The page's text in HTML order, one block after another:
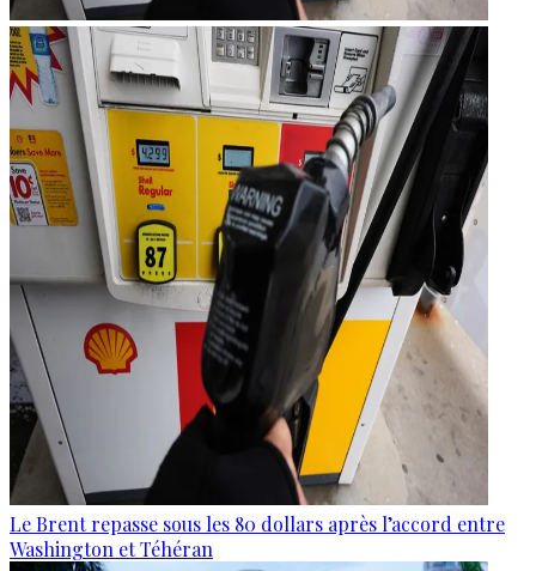
Le Brent repasse sous les 80 dollars après l’accord entre
Washington et Téhéran